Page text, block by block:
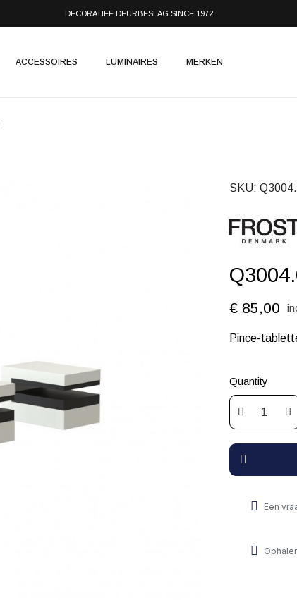
DECORATIEF DEURBESLAG SINCE 1972
ACCESSOIRES LUMINAIRES MERKEN
SKU
€ 85,00
Pince-
Quantity
Een